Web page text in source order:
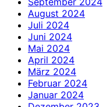
August 2024
Juli 2024
Juni 2024
Mai 2024
April 2024
März 2024
Februar 2024
Januar 2024